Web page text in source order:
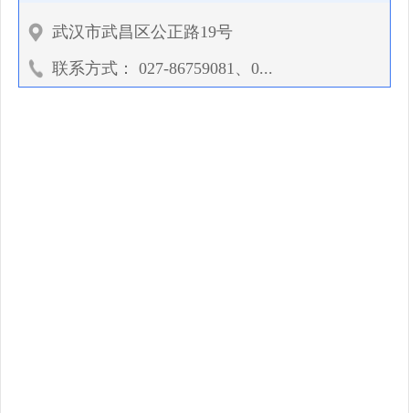
武汉市武昌区公正路19号
联系方式： 027-86759081、0...